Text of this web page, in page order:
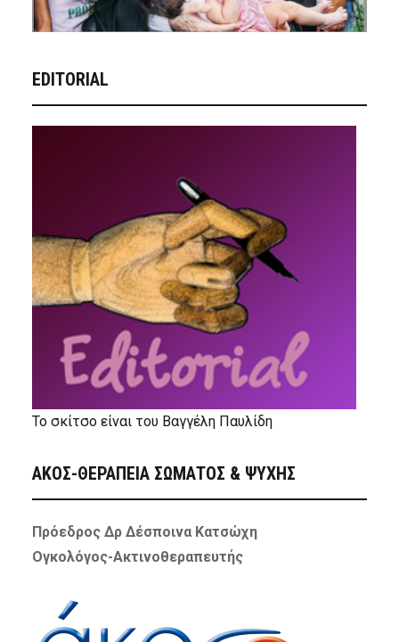
EDITORIAL
Το σκίτσο είναι του Βαγγέλη Παυλίδη
ΑΚΟΣ-ΘΕΡΑΠΕΙΑ ΣΩΜΑΤΟΣ & ΨΥΧΗΣ
Πρόεδρος Δρ Δέσποινα Κατσώχη
Ογκολόγος-Ακτινοθεραπευτής